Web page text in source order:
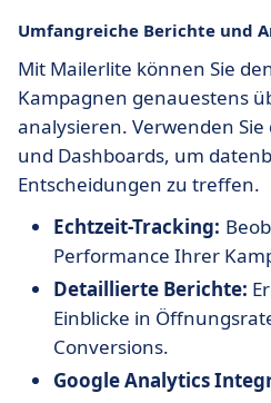
Umfangreiche Berichte und
Mit Mailerlite können Sie
Kampagnen genauestens
analysieren. Verwenden
und Dashboards, um
Entscheidungen zu treffen.
Echtzeit-Tracking:
Performance Ihrer
Detaillierte Berichte:
Einblicke in
Conversions.
Google Analytics